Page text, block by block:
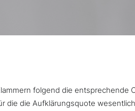
folgend die entsprechende
die Aufklärungsquote